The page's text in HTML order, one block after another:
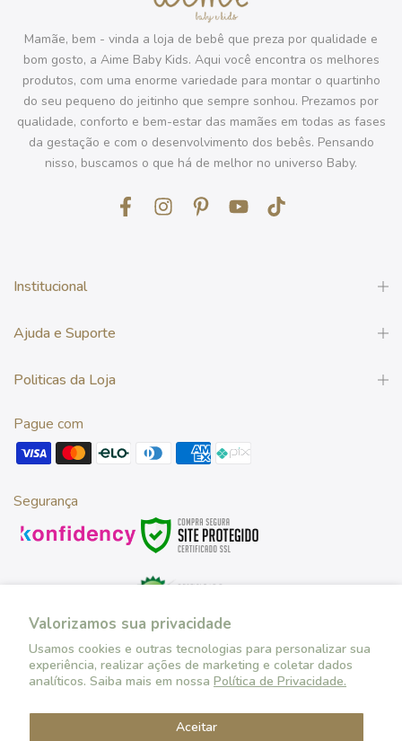
Valorizamos sua privacidade
Usamos cookies e outras tecnologias para personalizar sua
experiência, realizar ações de marketing e coletar dados
analíticos. Saiba mais em nossa Política de Privacidade.
Aceitar
Mamãe, bem - vinda a loja de bebê que preza por qualidade e
bom gosto, a Aime Baby Kids. Aqui você encontra os melhores
produtos, com uma enorme variedade para montar o quartinho
do seu pequeno do jeitinho que sempre sonhou. Prezamos por
qualidade, conforto e bem-estar das mamães em todas as fases
da gestação e com o desenvolvimento dos bebês. Pensando
nisso, buscamos o que há de melhor no universo Baby.
Institucional
Ajuda e Suporte
Politicas da Loja
Pague com
Segurança
Desenvolvido por
Copyright © 2026 SRBB Industria e Comércio CNPJ: